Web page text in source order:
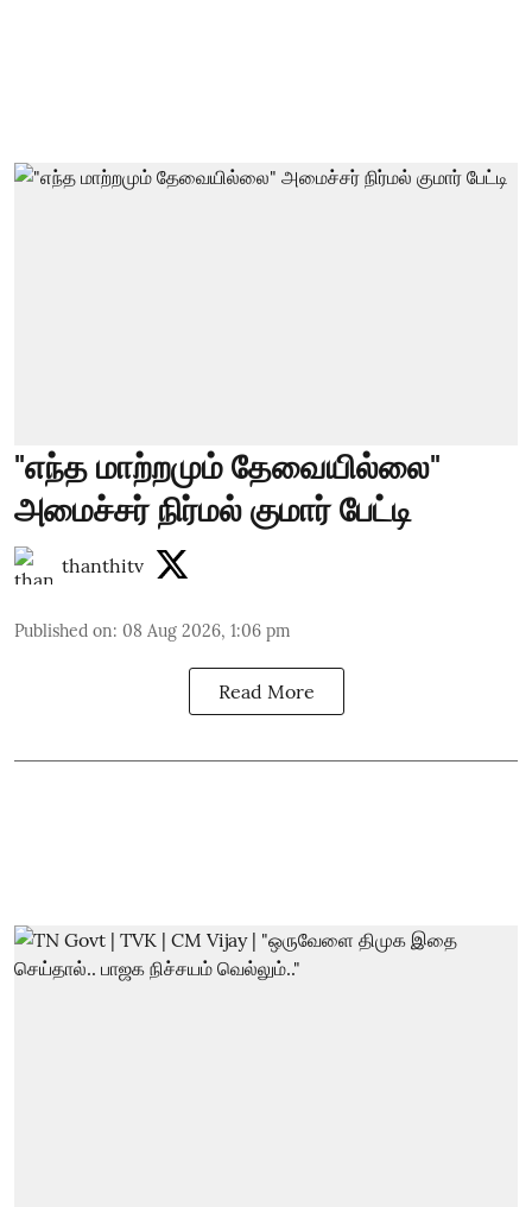
"எந்த மாற்றமும் தேவையில்லை"
அமைச்சர் நிர்மல் குமார் பேட்டி
thanthitv
Published on: 08 Aug 2026, 1:06 pm
Read More